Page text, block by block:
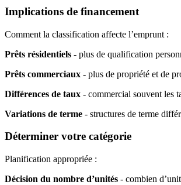
Implications de financement
Comment la classification affecte l’emprunt :
Prêts résidentiels - plus de qualification
Prêts commerciaux - plus de propriété et de
Différences de taux - commercial souvent les
Variations de terme - structures de terme
Déterminer votre catégorie
Planification appropriée :
Décision du nombre d’unités - combien